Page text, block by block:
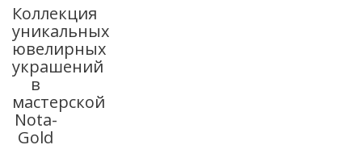
Коллекция
уникальных
ювелирных
украшений
в
мастерской
Nota-
Gold